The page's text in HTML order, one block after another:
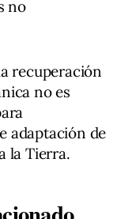
no
recuperación
no es
adaptación de
la Tierra.